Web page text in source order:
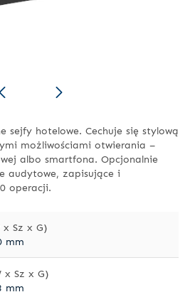
sejfy hotelowe. Cechuje się stylową
możliwościami otwierania –
albo smartfona. Opcjonalnie
audytowe, zapisujące i
operacji.
Sz x G)
mm
x Sz x G)
mm